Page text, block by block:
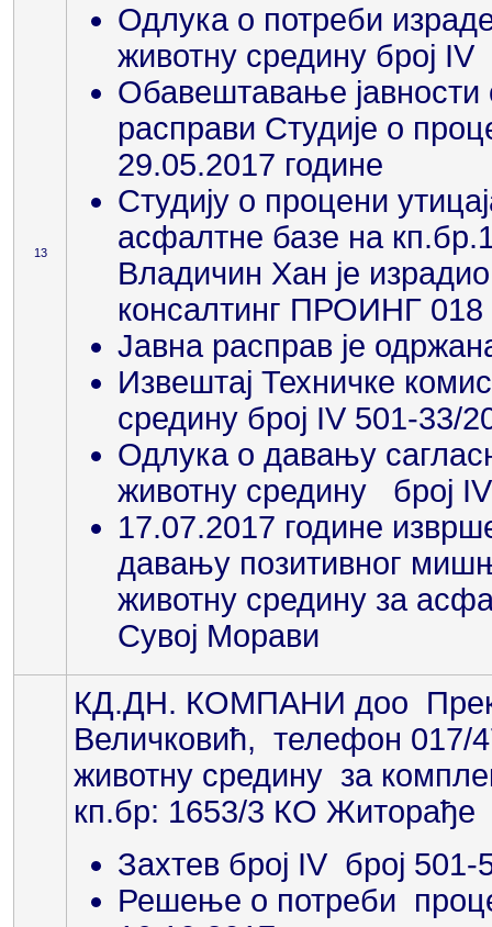
13
Одлука о потреби
животну средину број
Обавештавање јавности
расправи Студије о
29.05.2017 године
Студију о процени
асфалтне базе на
Владичин Хан је
консалтинг ПРОИНГ 018
Јавна расправ је
Извештај Техничке
средину број IV 501-33/
Одлука о давању
животну средину број
17.07.2017 године
давању позитивног
животну средину за
Сувој Морави
КД.ДН. КОМПАНИ доо
Величковић, телефон 017/
животну средину за
кп.бр: 1653/3 КО Житорађе
Захтев број IV број
Решење о потреби